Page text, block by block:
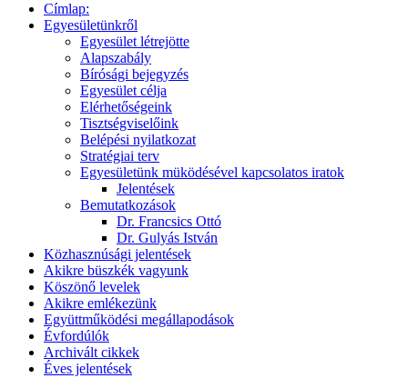
Címlap:
Egyesületünkről
Egyesület létrejötte
Alapszabály
Bírósági bejegyzés
Egyesület célja
Elérhetőségeink
Tisztségviselőink
Belépési nyilatkozat
Stratégiai terv
Egyesületünk müködésével kapcsolatos iratok
Jelentések
Bemutatkozások
Dr. Francsics Ottó
Dr. Gulyás István
Közhasznúsági jelentések
Akikre büszkék vagyunk
Köszönő levelek
Akikre emlékezünk
Együttműködési megállapodások
Évfordúlók
Archivált cikkek
Éves jelentések